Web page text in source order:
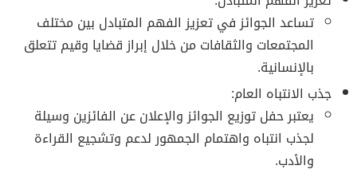
تساعد الجوائز في تعزيز الفهم المتبادل بين مختلف
المجتمعات والثقافات من خلال إبراز قضايا وقيم تتعلق
بالإنسانية.
جذب الانتباه العام:
يعتبر حفل توزيع الجوائز والإعلان عن الفائزين وسيلة
لجذب انتباه واهتمام الجمهور لدعم وتشجيع القراءة
والأدب.